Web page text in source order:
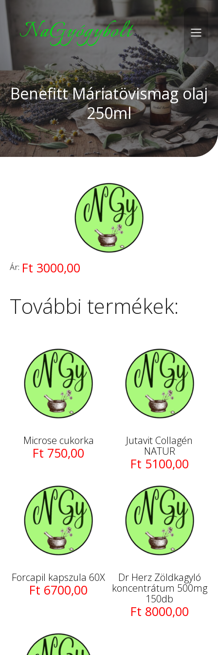
NaGyógybolt
Benefitt Máriatövismag olaj
250ml
Ár: Ft 3000,00
További termékek:
Microse cukorka
Ft 750,00
Jutavit Collagén
NATUR
Ft 5100,00
Forcapil kapszula 60X
Ft 6700,00
Dr Herz Zöldkagyló
koncentrátum 500mg
150db
Ft 8000,00